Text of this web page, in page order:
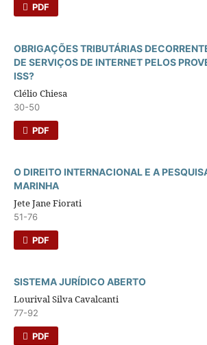
PDF
OBRIGAÇÕES TRIBUTÁRIAS
DE SERVIÇOS DE INTERNET PELOS
ISS?
Clélio Chiesa
30-50
PDF
O DIREITO INTERNACIONAL E A
MARINHA
Jete Jane Fiorati
51-76
PDF
SISTEMA JURÍDICO ABERTO
Lourival Silva Cavalcanti
77-92
PDF